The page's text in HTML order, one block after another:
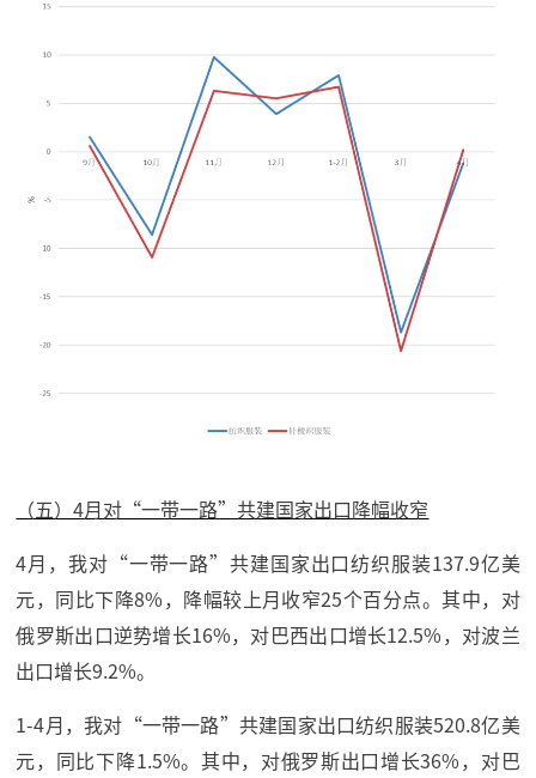
（五）4月对“一带一路”共建国家出口降幅收窄
4月，我对“一带一路”共建国家出口纺织服装137.9亿美
元，同比下降8%，降幅较上月收窄25个百分点。其中，对
俄罗斯出口逆势增长16%，对巴西出口增长12.5%，对波兰
出口增长9.2%。
1-4月，我对“一带一路”共建国家出口纺织服装520.8亿美
元，同比下降1.5%。其中，对俄罗斯出口增长36%，对巴